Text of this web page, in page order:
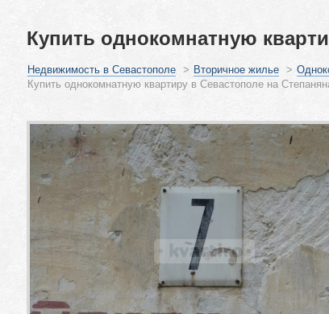
Купить однокомнатную
Недвижимость в Севастополе > Вторичное жилье >
Купить однокомнатную квартиру в Севастополе на